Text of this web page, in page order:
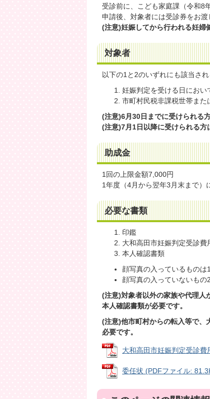
受診前に、こども家庭課（令和8
申請後、対象者には受診券をお
(注意)妊娠してから行われる妊婦
対象者
以下の1と2のいずれにも該当さ
妊娠判定を受ける日にお
市町村民税非課税世帯また
(注意)6月30日までに受けられる
(注意)7月1日以降に受けられる方
助成金
1回の上限金額7,000円
1年度（4月から翌年3月末まで）
必要な書類
印鑑
大和高田市妊娠判定受診
本人確認書類
顔写真の入っているもの
顔写真の入っていないも
(注意)対象者以外の家族や代理人
本人確認書類が必要です。
(注意)他市町村からの転入等で、
必要です。
大和高田市妊娠判定受診
委任状 (PDFファイル: